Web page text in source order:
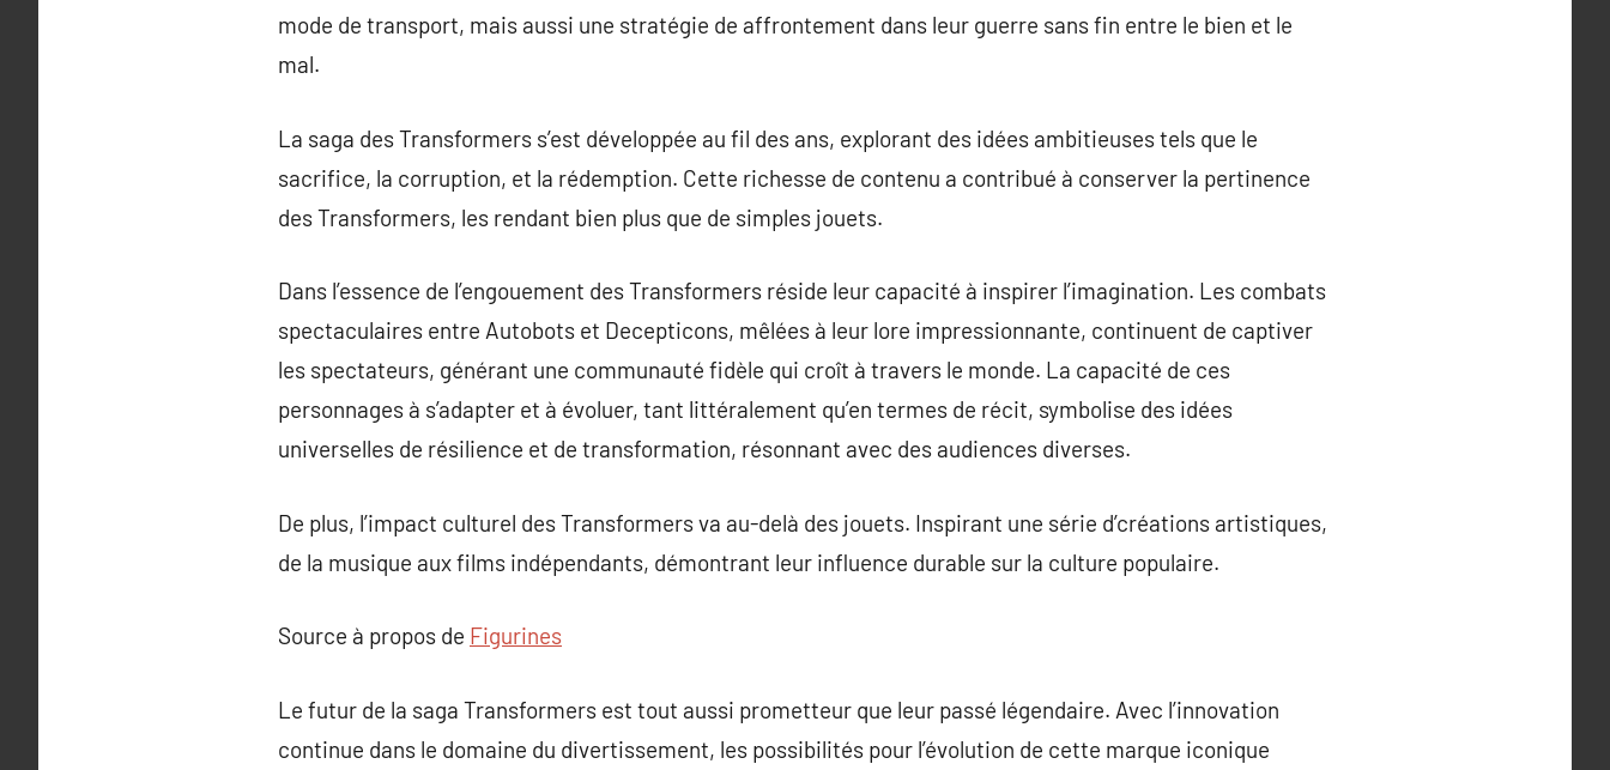
mode de transport, mais aussi une stratégie de affrontement dans leur guerre sans fin entre le bien et le
mal.
La saga des Transformers s’est développée au fil des ans, explorant des idées ambitieuses tels que le
sacrifice, la corruption, et la rédemption. Cette richesse de contenu a contribué à conserver la pertinence
des Transformers, les rendant bien plus que de simples jouets.
Dans l’essence de l’engouement des Transformers réside leur capacité à inspirer l’imagination. Les combats
spectaculaires entre Autobots et Decepticons, mêlées à leur lore impressionnante, continuent de captiver
les spectateurs, générant une communauté fidèle qui croît à travers le monde. La capacité de ces
personnages à s’adapter et à évoluer, tant littéralement qu’en termes de récit, symbolise des idées
universelles de résilience et de transformation, résonnant avec des audiences diverses.
De plus, l’impact culturel des Transformers va au-delà des jouets. Inspirant une série d’créations artistiques,
de la musique aux films indépendants, démontrant leur influence durable sur la culture populaire.
Source à propos de Figurines
Le futur de la saga Transformers est tout aussi prometteur que leur passé légendaire. Avec l’innovation
continue dans le domaine du divertissement, les possibilités pour l’évolution de cette marque iconique